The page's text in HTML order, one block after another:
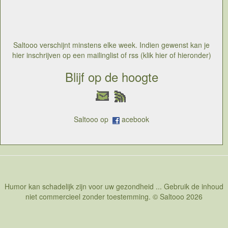
langer duren dan een kwartier en wales kwam eerst
gelijk om dan op voorsproingte geraken.In plaats van
gelijk te maken kregen ze op het einde zelfds nog een
doelpunt tegen en de fiere generatie mocht afdruipen,
de prestatie teleurstellend en de schaamte nabij
Saltooo verschijnt minstens elke week. Indien gewenst kan je
hier inschrijven op een mailinglist of rss (klik hier of hieronder)
Blijf op de hoogte
Saltooo op acebook
Humor kan schadelijk zijn voor uw gezondheid ... Gebruik de inhoud
niet commercieel zonder toestemming. © Saltooo 2026